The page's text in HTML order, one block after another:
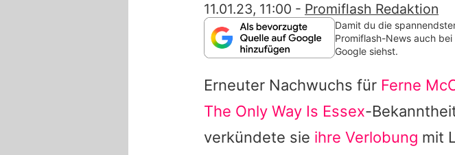
11.01.23, 11:00 - Promiflash Redaktion
Damit du die
Promiflash-News auch bei
Google siehst.
Erneuter Nachwuchs für Ferne
The Only Way Is Essex-
verkündete sie ihre Verlobung mit